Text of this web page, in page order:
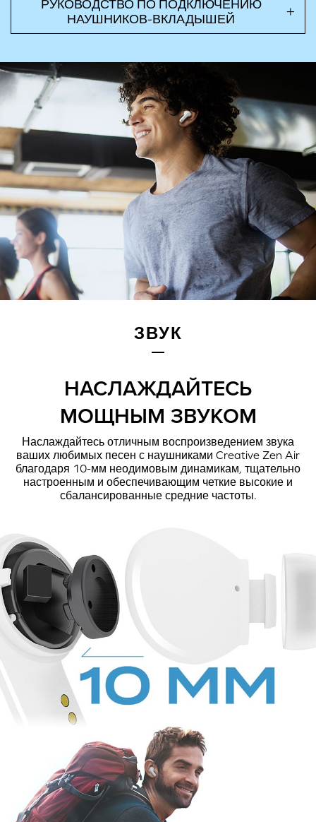
5 минут неактивного режима или когда не подключены к устройству.
РУКОВОДСТВО ПО ПОДКЛЮЧЕНИЮ
НАУШНИКОВ-ВКЛАДЫШЕЙ
ПОДКЛЮЧАЙТЕ CREATIVE ZEN AIR К МОБИЛЬНЫМ
ШАГ 1:
При открытии зарядного чехла наушники Creative Zen Air
автоматически переходят в режим сопряженияBluetooth
ЗВУК
НАСЛАЖДАЙТЕСЬ
МОЩНЫМ ЗВУКОМ
Наслаждайтесь отличным воспроизведением звука
ваших любимых песен с наушниками Creative Zen Air
благодаря 10-мм неодимовым динамикам, тщательно
настроенным и обеспечивающим четкие высокие и
сбалансированные средние частоты.